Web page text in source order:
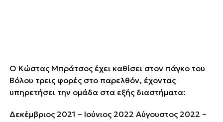
Ο Κώστας Μπράτσος έχει καθίσει στον πάγκο του
Βόλου τρεις φορές στο παρελθόν, έχοντας
υπηρετήσει την ομάδα στα εξής διαστήματα:
Δεκέμβριος 2021 – Ιούνιος 2022 Αύγουστος 2022 –